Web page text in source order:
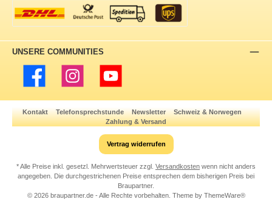
UNSERE COMMUNITIES
Facebook Instagram YouTube
Kontakt Telefonsprechstunde Newsletter
Schweiz & Norwegen
Zahlung & Versand
Vertrag widerrufen
* Alle Preise inkl. gesetzl. Mehrwertsteuer zzgl. Versandkosten wenn nicht anders
angegeben. Die durchgestrichenen Preise entsprechen dem bisherigen Preis bei
Braupartner.
© 2026 braupartner.de - Alle Rechte vorbehalten. Theme by ThemeWare®